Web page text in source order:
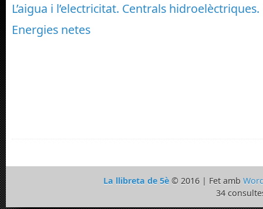
L’aigua i l’electricitat. Centrals hidroelèctriques.
Energies netes
La llibreta de 5è © 2016 | Fet amb
34